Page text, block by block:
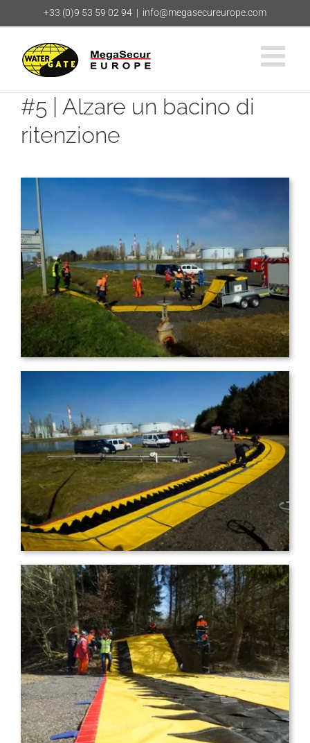
al
contenuto
+33 (0)9 53 59 02 94 | info@megasecureurope.com
#5 | Alzare un bacino di
ritenzione